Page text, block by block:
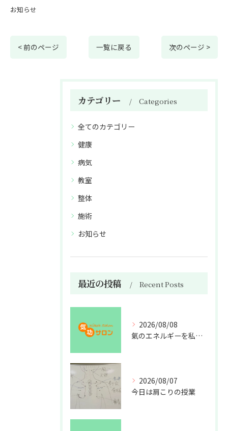
お知らせ
< 前のページ 一覧に戻る 次のページ >
カテゴリー Categories
全てのカテゴリー
健康
病気
教室
整体
施術
お知らせ
最近の投稿 Recent Posts
2026/08/08
氣のエネルギーを私利私欲のために使うな
2026/08/07
今日は肩こりの授業